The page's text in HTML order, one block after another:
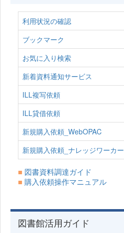
利用状況の確認
ブックマーク
お気に入り検索
新着資料通知サービス
ILL複写依頼
ILL貸借依頼
新規購入依頼_WebOPAC
新規購入依頼_ナレッジワーカー
■ 図書資料調達ガイド
■購入依頼操作マニュアル
図書館活用ガイド